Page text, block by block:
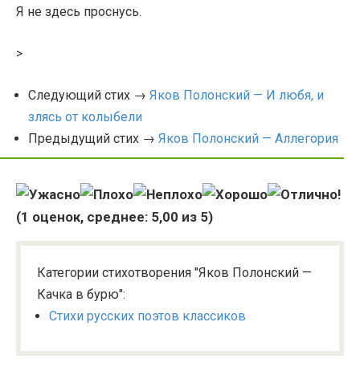
Я не здесь проснусь.
>
Следующий стих → Яков Полонский — И любя, и
злясь от колыбели
Предыдущий стих → Яков Полонский — Аллегория
(1 оценок, среднее: 5,00 из 5)
Категории стихотворения "Яков Полонский —
Качка в бурю":
Стихи русских поэтов классиков